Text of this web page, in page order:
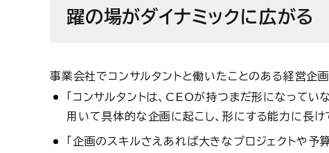
躍の場がダイナミックに広がる
事業会社でコンサルタントと働いたことのある経営企
「コンサルタントは、CEOが持つまだ形になってい
用いて具体的な企画に起こし、形にする能力に長け
「企画のスキルさえあれば大きなプロジェクトや予